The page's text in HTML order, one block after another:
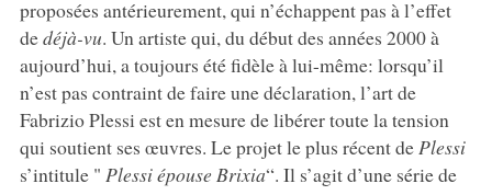
proposées antérieurement, qui n’échappent pas à l’effet
dedéjà-vu. Un artiste qui, du début des années 2000 à
aujourd’hui, a toujours été fidèle à lui-même: lorsqu’il
n’est pas contraint de faire une déclaration, l’art de
Fabrizio Plessi est en mesure de libérer toute la tension
qui soutient ses œuvres. Le projet le plus récent de Plessi
s’intitule " Plessi épouse Brixia“. Il s’agit d’une série de